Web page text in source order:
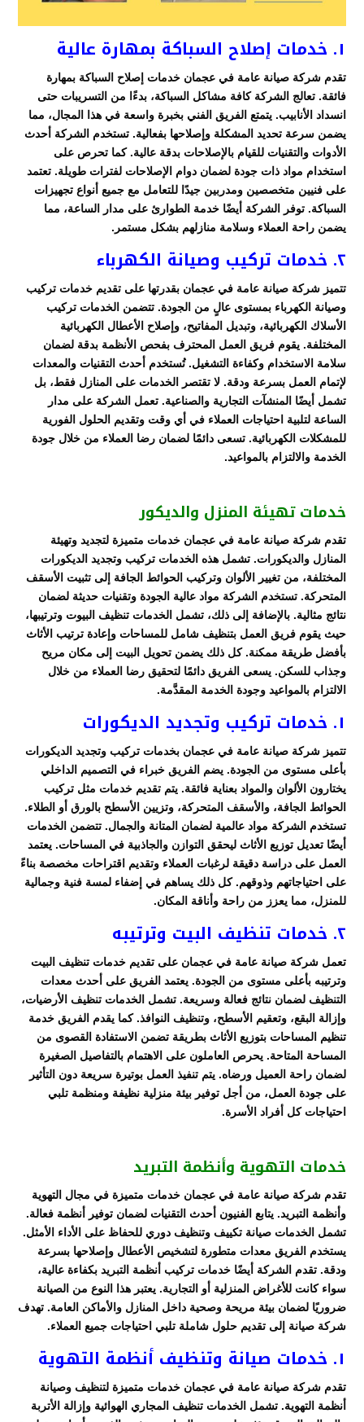
١. خدمات إصلاح السباكة بمهارة عالية
تقدم شركة صيانة عامة في عجمان خدمات إصلاح السباكة بمهارة
فائقة. تعالج الشركة كافة مشاكل السباكة، بدءًا من التسريبات حتى
انسداد الأنابيب. يتمتع الفريق الفني بخبرة واسعة في هذا المجال، مما
يضمن سرعة تحديد المشكلة وإصلاحها بفعالية. تستخدم الشركة أحدث
الأدوات والتقنيات للقيام بالإصلاحات بدقة عالية. كما تحرص على
استخدام مواد ذات جودة لضمان دوام الإصلاحات لفترات طويلة. تعتمد
على فنيين متخصصين ومدربين جيدًا للتعامل مع جميع أنواع تجهيزات
السباكة. توفر الشركة أيضًا خدمة الطوارئ على مدار الساعة، مما
يضمن راحة العملاء وسلامة منازلهم بشكل مستمر.
٢. خدمات تركيب وصيانة الكهرباء
تتميز شركة صيانة عامة في عجمان بقدرتها على تقديم خدمات تركيب
وصيانة الكهرباء بمستوى عالٍ من الجودة. تتضمن الخدمات تركيب
الأسلاك الكهربائية، وتبديل المفاتيح، وإصلاح الأعطال الكهربائية
المختلفة. يقوم فريق العمل المحترف بفحص الأنظمة بدقة لضمان
سلامة الاستخدام وكفاءة التشغيل. تُستخدم أحدث التقنيات والمعدات
لإتمام العمل بسرعة ودقة. لا تقتصر الخدمات على المنازل فقط، بل
تشمل أيضًا المنشآت التجارية والصناعية. تعمل الشركة على مدار
الساعة لتلبية احتياجات العملاء في أي وقت وتقديم الحلول الفورية
للمشكلات الكهربائية. تسعى دائمًا لضمان رضا العملاء من خلال جودة
الخدمة والالتزام بالمواعيد.
خدمات تهيئة المنزل والديكور
تقدم شركة صيانة عامة في عجمان خدمات متميزة لتجديد وتهيئة
المنازل والديكورات. تشمل هذه الخدمات تركيب وتجديد الديكورات
المختلفة، من تغيير الألوان وتركيب الحوائط الجافة إلى تثبيت الأسقف
المتحركة. تستخدم الشركة مواد عالية الجودة وتقنيات حديثة لضمان
نتائج مثالية. بالإضافة إلى ذلك، تشمل الخدمات تنظيف البيوت وترتيبها،
حيث يقوم فريق العمل بتنظيف شامل للمساحات وإعادة ترتيب الأثاث
بأفضل طريقة ممكنة. كل ذلك يضمن تحويل البيت إلى مكان مريح
وجذاب للسكن. يسعى الفريق دائمًا لتحقيق رضا العملاء من خلال
الالتزام بالمواعيد وجودة الخدمة المقدَّمة.
١. خدمات تركيب وتجديد الديكورات
تتميز شركة صيانة عامة في عجمان بخدمات تركيب وتجديد الديكورات
بأعلى مستوى من الجودة. يضم الفريق خبراء في التصميم الداخلي
يختارون الألوان والمواد بعناية فائقة. يتم تقديم خدمات مثل تركيب
الحوائط الجافة، والأسقف المتحركة، وتزيين الأسطح بالورق أو الطلاء.
تستخدم الشركة مواد عالمية لضمان المتانة والجمال. تتضمن الخدمات
أيضًا تعديل توزيع الأثاث ليحقق التوازن والجاذبية في المساحات. يعتمد
العمل على دراسة دقيقة لرغبات العملاء وتقديم اقتراحات مخصصة بناءً
على احتياجاتهم وذوقهم. كل ذلك يساهم في إضفاء لمسة فنية وجمالية
للمنزل، مما يعزز من راحة وأناقة المكان.
٢. خدمات تنظيف البيت وترتيبه
تعمل شركة صيانة عامة في عجمان على تقديم خدمات تنظيف البيت
وترتيبه بأعلى مستوى من الجودة. يعتمد الفريق على أحدث معدات
التنظيف لضمان نتائج فعالة وسريعة. تشمل الخدمات تنظيف الأرضيات،
وإزالة البقع، وتعقيم الأسطح، وتنظيف النوافذ. كما يقدم الفريق خدمة
تنظيم المساحات بتوزيع الأثاث بطريقة تضمن الاستفادة القصوى من
المساحة المتاحة. يحرص العاملون على الاهتمام بالتفاصيل الصغيرة
لضمان راحة العميل ورضاه. يتم تنفيذ العمل بوتيرة سريعة دون التأثير
على جودة العمل، من أجل توفير بيئة منزلية نظيفة ومنظمة تلبي
احتياجات كل أفراد الأسرة.
خدمات التهوية وأنظمة التبريد
تقدم شركة صيانة عامة في عجمان خدمات متميزة في مجال التهوية
وأنظمة التبريد. يتابع الفنيون أحدث التقنيات لضمان توفير أنظمة فعالة.
تشمل الخدمات صيانة تكييف وتنظيف دوري للحفاظ على الأداء الأمثل.
يستخدم الفريق معدات متطورة لتشخيص الأعطال وإصلاحها بسرعة
ودقة. تقدم الشركة أيضًا خدمات تركيب أنظمة التبريد بكفاءة عالية،
سواء كانت للأغراض المنزلية أو التجارية. يعتبر هذا النوع من الصيانة
ضروريًا لضمان بيئة مريحة وصحية داخل المنازل والأماكن العامة. تهدف
شركة صيانة إلى تقديم حلول شاملة تلبي احتياجات جميع العملاء.
١. خدمات صيانة وتنظيف أنظمة التهوية
تقدم شركة صيانة عامة في عجمان خدمات متميزة لتنظيف وصيانة
أنظمة التهوية. تشمل الخدمات تنظيف المجاري الهوائية وإزالة الأتربة